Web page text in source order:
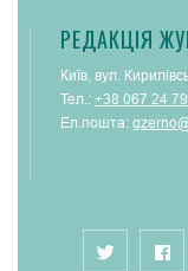
РЕДАКЦІЯ
Київ, вул.
Тел.: +38 067 24
Ел.пошта: